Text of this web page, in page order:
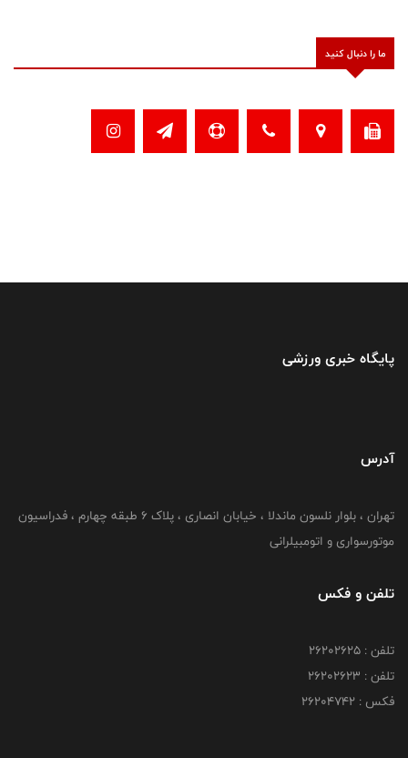
ما را دنبال کنید
پایگاه خبری ورزشی
آدرس
تهران ، بلوار نلسون ماندلا ، خیابان انصاری ، پلاک ۶ طبقه چهارم ، فدراسیون
موتورسواری و اتومبیلرانی
تلفن و فکس
تلفن : ۲۶۲۰۲۶۲۵
تلفن : ۲۶۲۰۲۶۲۳
فکس : ۲۶۲۰۴۷۴۲